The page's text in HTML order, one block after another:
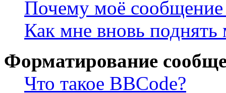
Почему моё сообщение
Как мне вновь
Форматирование
Что такое BBCode?